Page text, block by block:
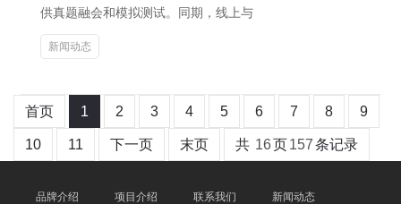
供真题融会和模拟测试。同期，线上与
新闻动态
首页 1 2 3 4 5 6 7 8 9
10 11 下一页 末页 共 16页157条记录
品牌介绍 项目介绍 联系我们 新闻动态